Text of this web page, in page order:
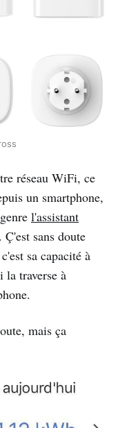
réseau WiFi, ce
un smartphone,
l'assistant
. Ç'est sans doute
sa capacité à
la traverse à
mais ça